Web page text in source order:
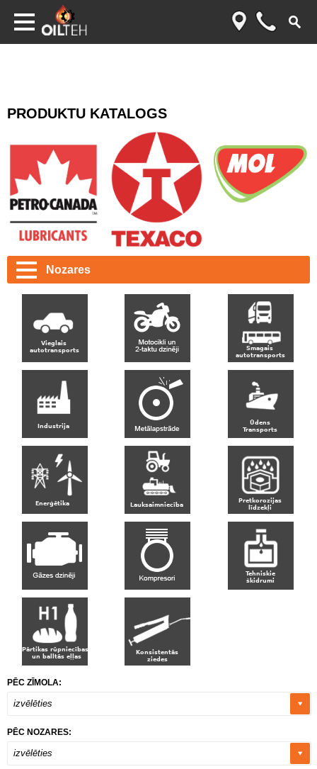
PRODUKTU KATALOGS
Nozares
PĒC ZĪMOLA:
izvēlēties
PĒC NOZARES:
izvēlēties